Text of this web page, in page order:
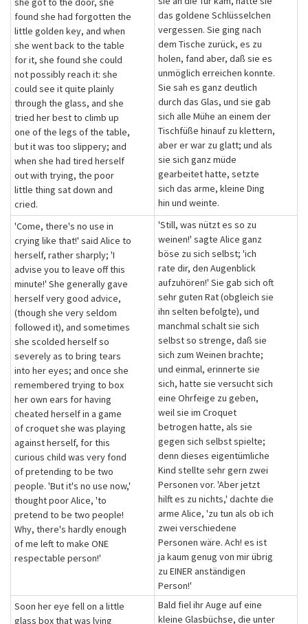
found she had forgotten the
little golden key, and when
she went back to the table
for it, she found she could
not possibly reach it: she
could see it quite plainly
through the glass, and she
tried her best to climb up
one of the legs of the table,
but it was too slippery; and
when she had tired herself
out with trying, the poor
little thing sat down and
cried.
das goldene Schlüsselchen
vergessen. Sie ging nach
dem Tische zurück, es zu
holen, fand aber, daß sie es
unmöglich erreichen konnte.
Sie sah es ganz deutlich
durch das Glas, und sie gab
sich alle Mühe an einem der
Tischfüße hinauf zu klettern,
aber er war zu glatt; und als
sie sich ganz müde
gearbeitet hatte, setzte
sich das arme, kleine Ding
hin und weinte.
'Come, there's no use in
crying like that!' said Alice to
herself, rather sharply; 'I
advise you to leave off this
minute!' She generally gave
herself very good advice,
(though she very seldom
followed it), and sometimes
she scolded herself so
severely as to bring tears
into her eyes; and once she
remembered trying to box
her own ears for having
cheated herself in a game
of croquet she was playing
against herself, for this
curious child was very fond
of pretending to be two
people. 'But it's no use now,'
thought poor Alice, 'to
pretend to be two people!
Why, there's hardly enough
of me left to make ONE
respectable person!'
'Still, was nützt es so zu
weinen!' sagte Alice ganz
böse zu sich selbst; 'ich
rate dir, den Augenblick
aufzuhören!' Sie gab sich oft
sehr guten Rat (obgleich sie
ihn selten befolgte), und
manchmal schalt sie sich
selbst so strenge, daß sie
sich zum Weinen brachte;
und einmal, erinnerte sie
sich, hatte sie versucht sich
eine Ohrfeige zu geben,
weil sie im Croquet
betrogen hatte, als sie
gegen sich selbst spielte;
denn dieses eigentümliche
Kind stellte sehr gern zwei
Personen vor. 'Aber jetzt
hilft es zu nichts,' dachte die
arme Alice, 'zu tun als ob ich
zwei verschiedene
Personen wäre. Ach! es ist
ja kaum genug von mir übrig
zu EINER anständigen
Person!'
Soon her eye fell on a little
glass box that was lying
Bald fiel ihr Auge auf eine
kleine Glasbüchse, die unter